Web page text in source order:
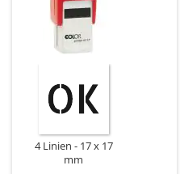
4 Linien
17 x 17
mm